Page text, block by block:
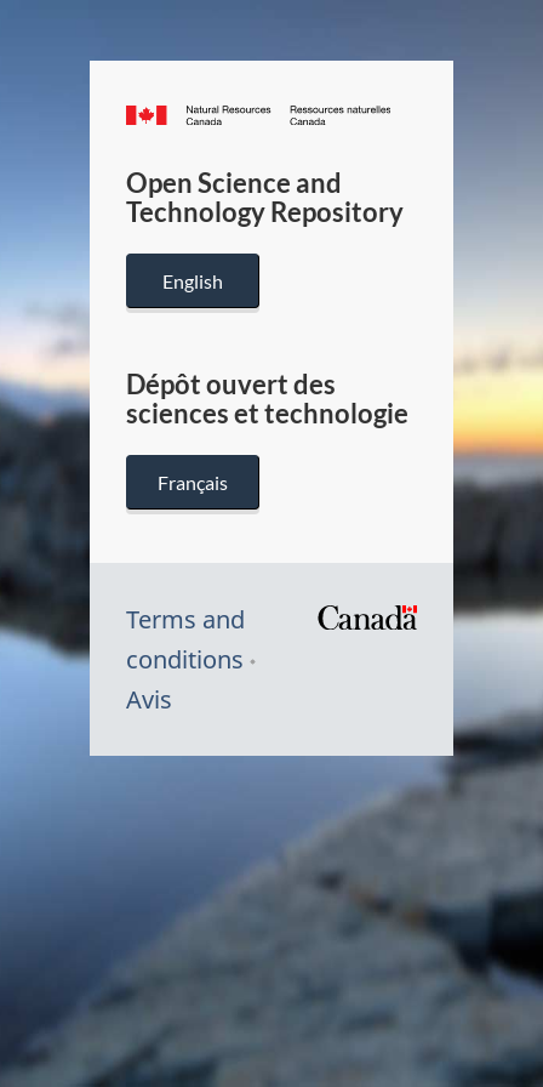
Canada.ca
/
Canada
Open Science and
Technology Repository
English
Dépôt ouvert des
sciences et technologie
Français
Terms and
conditions
Avis
du